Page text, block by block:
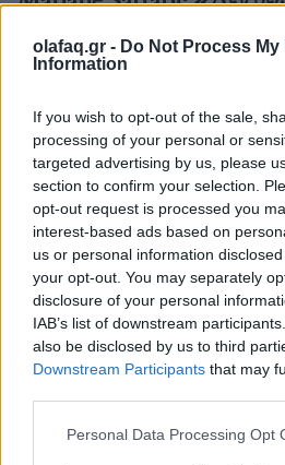
olafaq.gr - Do Not Process My
Information
If you wish to opt-out of the sale,
processing of your personal or
targeted advertising by us, please
section to confirm your selection.
opt-out request is processed you
interest-based ads based on
us or personal information
your opt-out. You may separately
disclosure of your personal
IAB’s list of downstream
also be disclosed by us to third
Downstream Participants that may
Personal Data Processing Opt
σκέφτομαι»
Η Ιρανή συγγραφέας του διάσημου
πέθανε σε ηλικία 56 ετών.